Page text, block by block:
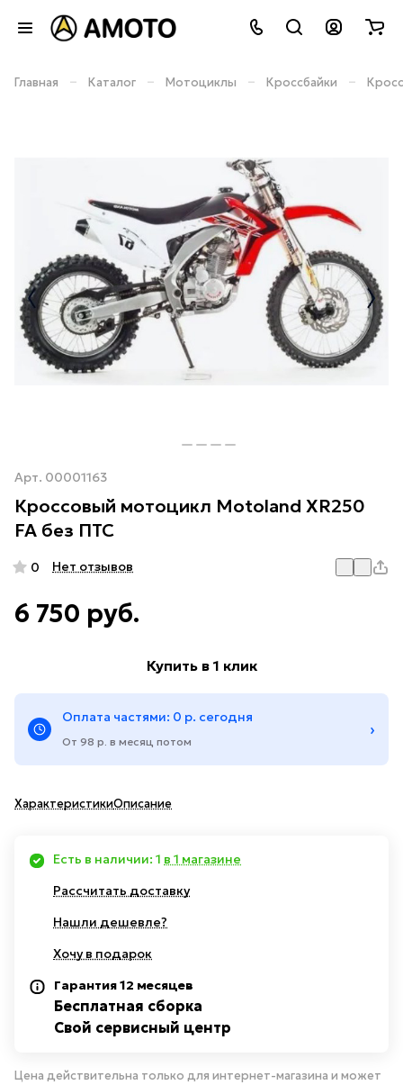
Главная – Каталог – Мотоциклы – Кроссбайки –
Арт. 00001163
Кроссовый мотоцикл Motoland XR250
FA без ПТС
0 Нет отзывов
6 750 руб.
Купить в 1 клик
Оплата частями: 0 р. сегодня
От 98 р. в месяц потом
›
ХарактеристикиОписание
Есть в наличии: 1 в 1 магазине
Рассчитать доставку
Нашли дешевле?
Хочу в подарок
Гарантия 12 месяцев
Бесплатная сборка
Свой сервисный центр
Цена действительна только для интернет-магазина и может